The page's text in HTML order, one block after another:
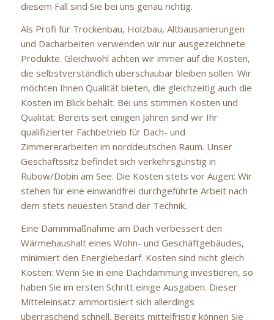
diesem Fall sind Sie bei uns genau richtig.
Als Profi für Trockenbau, Holzbau, Altbausanierungen
und Dacharbeiten verwenden wir nur ausgezeichnete
Produkte. Gleichwohl achten wir immer auf die Kosten,
die selbstverständlich überschaubar bleiben sollen. Wir
möchten Ihnen Qualität bieten, die gleichzeitig auch die
Kosten im Blick behält. Bei uns stimmen Kosten und
Qualität: Bereits seit einigen Jahren sind wir Ihr
qualifizierter Fachbetrieb für Dach- und
Zimmererarbeiten im norddeutschen Raum. Unser
Geschäftssitz befindet sich verkehrsgünstig in
Rubow/Dobin am See. Die Kosten stets vor Augen: Wir
stehen für eine einwandfrei durchgeführte Arbeit nach
dem stets neuesten Stand der Technik.
Eine Dämmmaßnahme am Dach verbessert den
Wärmehaushalt eines Wohn- und Geschäftgebäudes,
minimiert den Energiebedarf. Kosten sind nicht gleich
Kosten: Wenn Sie in eine Dachdämmung investieren, so
haben Sie im ersten Schritt einige Ausgaben. Dieser
Mitteleinsatz ammortisiert sich allerdings
überraschend schnell. Bereits mittelfristig können Sie